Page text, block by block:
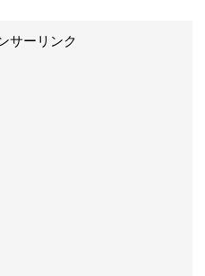
サーリンク